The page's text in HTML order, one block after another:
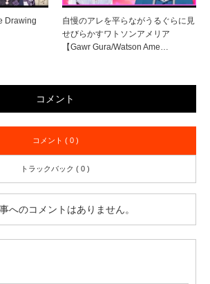
Drawing
自慢のアレを平らながうるぐらに見
せびらかすワトソンアメリア
【Gawr Gura/Watson Ame…
コメント
コメント ( 0 )
トラックバック ( 0 )
へのコメントはありません。